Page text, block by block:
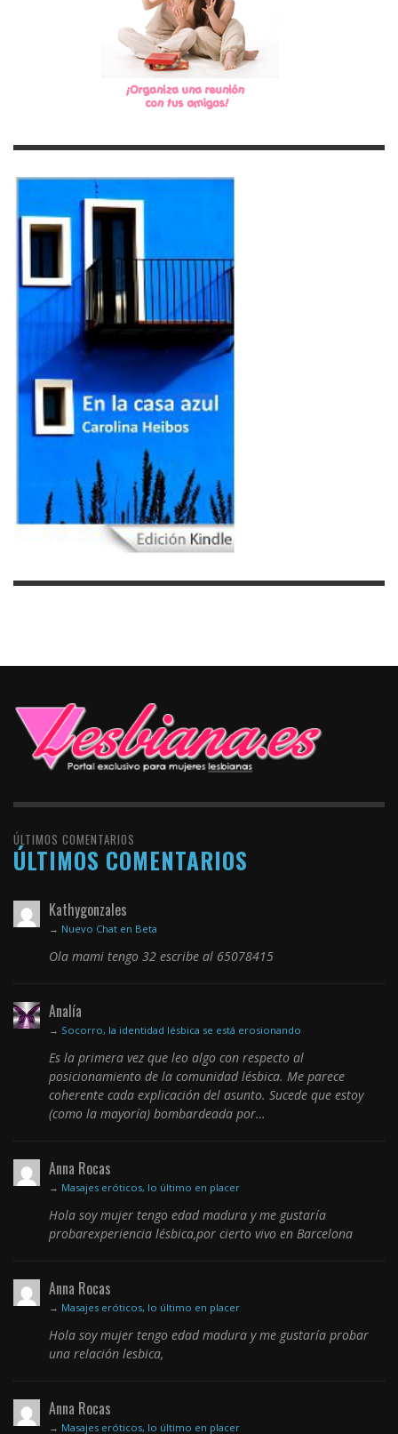
ÚLTIMOS COMENTARIOS
ÚLTIMOS COMENTARIOS
Kathygonzales
→ Nuevo Chat en Beta
Ola mami tengo 32 escribe al 65078415
Analía
→ Socorro, la identidad lésbica se está erosionando
Es la primera vez que leo algo con respecto al
posicionamiento de la comunidad lésbica. Me parece
coherente cada explicación del asunto. Sucede que estoy
(como la mayoría) bombardeada por…
Anna Rocas
→ Masajes eróticos, lo último en placer
Hola soy mujer tengo edad madura y me gustaría
probarexperiencia lésbica,por cierto vivo en Barcelona
Anna Rocas
→ Masajes eróticos, lo último en placer
Hola soy mujer tengo edad madura y me gustaría probar
una relación lesbica,
Anna Rocas
→ Masajes eróticos, lo último en placer